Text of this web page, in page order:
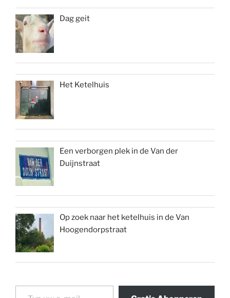
Dag geit
Het Ketelhuis
Een verborgen plek in de Van der
Duijnstraat
Op zoek naar het ketelhuis in de Van
Hoogendorpstraat
Typ uw e-mail...